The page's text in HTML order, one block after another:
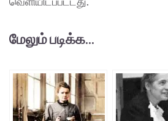
மேலும் படிக்க...